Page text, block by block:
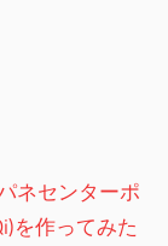
ネセンターポ
を作ってみた